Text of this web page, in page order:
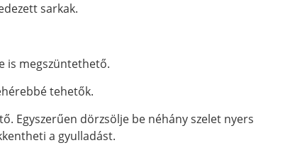
sarkak.
is megszüntethető.
tehetők.
Egyszerűen dörzsölje be néhány szelet nyers
a gyulladást.